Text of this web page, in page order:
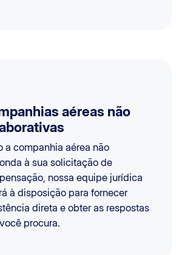
aéreas não
a companhia aérea não
à sua solicitação de
nossa equipe jurídica
à disposição para fornecer
direta e obter as respostas
procura.